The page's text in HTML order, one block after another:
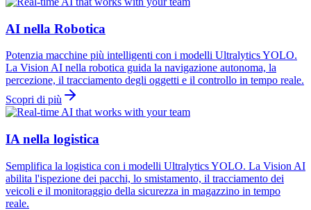
AI nella Robotica
Potenzia macchine più intelligenti con i modelli Ultralytics YOLO.
La Vision AI nella robotica guida la navigazione autonoma, la
percezione, il tracciamento degli oggetti e il controllo in tempo reale.
Scopri di più
IA nella logistica
Semplifica la logistica con i modelli Ultralytics YOLO. La Vision AI
abilita l'ispezione dei pacchi, lo smistamento, il tracciamento dei
veicoli e il monitoraggio della sicurezza in magazzino in tempo
reale.